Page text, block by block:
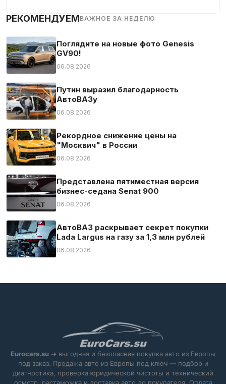
Система «старт-стоп»
Система аварийного вызова
Система контроля скоростного режима
Система оповещения о расстоянии
Система предупреждения о движении сзади
Складные боковые зеркала
Тонированные стекла
Тюнер/радио
Усилитель руля
Центральный замок
Экстренное торможение
Электрозеркала
Электростекла
РЕКОМЕНДУЕМВАЖНОЕ ЗА НЕДЕЛЮ
Поглядите на новые фото Genesis
GV90!
06.08.2026
Путин выразил благодарность
АвтоВАЗу
06.08.2026
Рекордное снижение цены на
"Москвич" в России
06.08.2026
Представлена пятиместная версия
бизнес-седана Senat 900
06.08.2026
АвтоВАЗ раскрывает секрет покупки
Lada Largus на газу за 1,3 млн рублей
06.08.2026
Eurocars.su ➜ выгодная и безопасная покупка авто из Европы
под заказ. Продажа авто из Европы под ключ — подбор и
диагностика, проверка юридической чистоты и технический